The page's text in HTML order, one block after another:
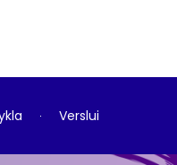
Verslui